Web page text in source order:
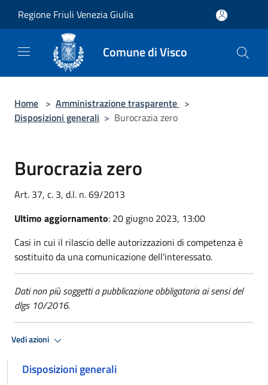
Regione Friuli Venezia Giulia
Comune di Visco
Home > Amministrazione trasparente >
Disposizioni generali > Burocrazia zero
Burocrazia zero
Art. 37, c. 3, d.l. n. 69/2013
Ultimo aggiornamento: 20 giugno 2023, 13:00
Casi in cui il rilascio delle autorizzazioni di competenza è
sostituito da una comunicazione dell'interessato.
Dati non più soggetti a pubblicazione obbligatoria ai sensi del
dlgs 10/2016.
Vedi azioni
Disposizioni generali